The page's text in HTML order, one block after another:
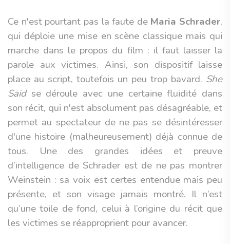
Ce n'est pourtant pas la faute de Maria Schrader,
qui déploie une mise en scène classique mais qui
marche dans le propos du film : il faut laisser la
parole aux victimes. Ainsi, son dispositif laisse
place au script, toutefois un peu trop bavard. She
Saidse déroule avec une certaine fluidité dans
son récit, qui n'est absolument pas désagréable, et
permet au spectateur de ne pas se désintéresser
d'une histoire (malheureusement) déjà connue de
tous. Une des grandes idées et preuve
d’intelligence de Schrader est de ne pas montrer
Weinstein : sa voix est certes entendue mais peu
présente, et son visage jamais montré. Il n’est
qu’une toile de fond, celui à l’origine du récit que
les victimes se réapproprient pour avancer.